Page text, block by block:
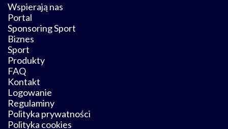
Wspierają nas
Portal
Sponsoring Sport
Biznes
Sport
Produkty
FAQ
Kontakt
Logowanie
Regulaminy
Polityka prywatności
Polityka cookies